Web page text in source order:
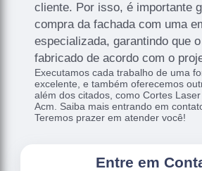
cliente. Por isso, é importante
compra da fachada com uma
especializada, garantindo que
fabricado de acordo com o
Executamos cada trabalho de uma
excelente, e também oferecemos
além dos citados, como Cortes
Acm. Saiba mais entrando em
Teremos prazer em atender você!
Entre em